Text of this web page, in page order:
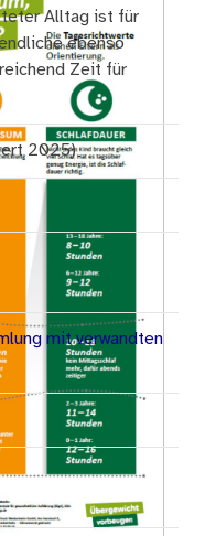
Alltag ist für
ebenso
Zeit für
2025)
mit verwandten